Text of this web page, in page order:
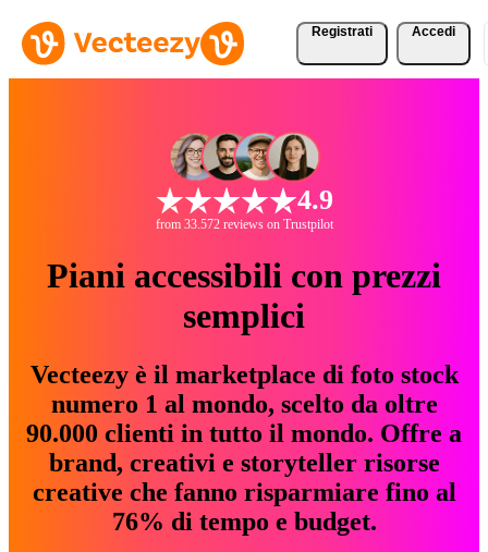
Registrati Accedi
4.9
from 33.572 reviews on Trustpilot
Piani accessibili con prezzi
semplici
Vecteezy è il marketplace di foto stock
numero 1 al mondo, scelto da oltre
90.000 clienti in tutto il mondo. Offre a
brand, creativi e storyteller risorse
creative che fanno risparmiare fino al
76% di tempo e budget.